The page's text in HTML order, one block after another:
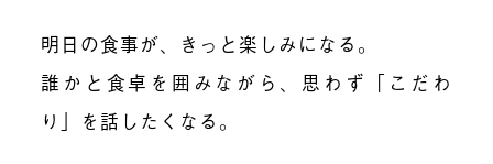
明日の食事が、きっと楽しみになる。
誰かと食卓を囲みながら、思わず「こだわ
り」を話したくなる。